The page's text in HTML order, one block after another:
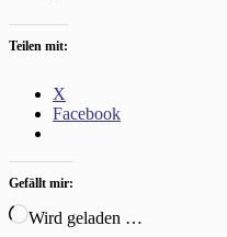
Teilen mit:
X
Facebook
Gefällt mir:
Wird geladen …